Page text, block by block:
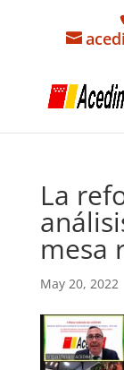
La
mesa
May 20, 2022